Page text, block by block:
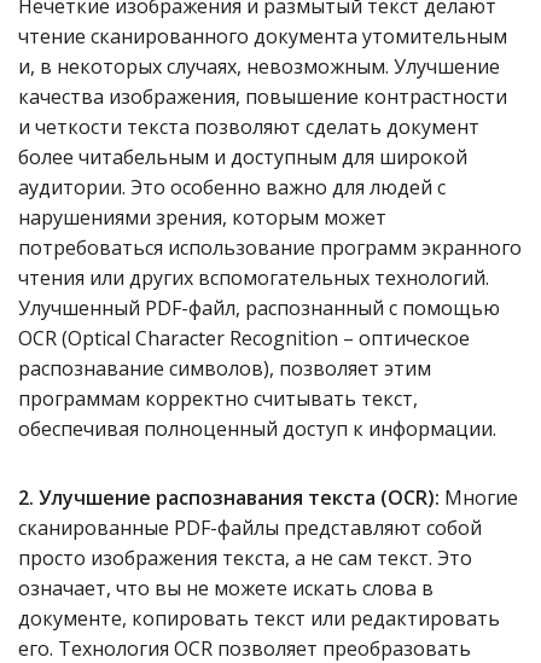
Нечеткие изображения и размытый текст делают
чтение сканированного документа утомительным
и, в некоторых случаях, невозможным. Улучшение
качества изображения, повышение контрастности
и четкости текста позволяют сделать документ
более читабельным и доступным для широкой
аудитории. Это особенно важно для людей с
нарушениями зрения, которым может
потребоваться использование программ экранного
чтения или других вспомогательных технологий.
Улучшенный PDF-файл, распознанный с помощью
OCR (Optical Character Recognition – оптическое
распознавание символов), позволяет этим
программам корректно считывать текст,
обеспечивая полноценный доступ к информации.
2. Улучшение распознавания текста (OCR): Многие
сканированные PDF-файлы представляют собой
просто изображения текста, а не сам текст. Это
означает, что вы не можете искать слова в
документе, копировать текст или редактировать
его. Технология OCR позволяет преобразовать